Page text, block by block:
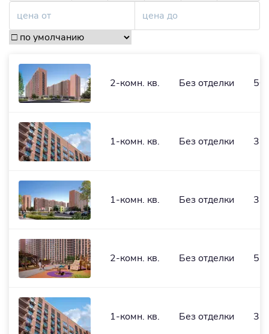
2-комн. кв. Без отделки
1-комн. кв. Без отделки
1-комн. кв. Без отделки
2-комн. кв. Без отделки
1-комн. кв. Без отделки